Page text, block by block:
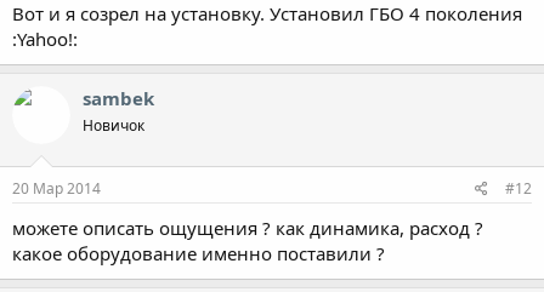
Вот и я созрел на установку. Установил ГБО 4 поколения
:Yahoo!:
sambek
Новичок
20 Мар 2014 #12
можете описать ощущения ? как динамика, расход ?
какое оборудование именно поставили ?